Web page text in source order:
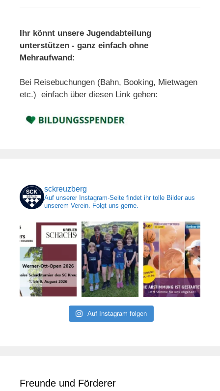
Ihr könnt unsere Jugendabteilung
unterstützen - ganz einfach ohne
Mehraufwand:
Bei Reisebuchungen (Bahn, Booking, Mietwagen
etc.) einfach über diesen Link gehen:
sckreuzberg
Auf unserer Instagram-Seite findet ihr tolle Bilder aus
unserem Verein. Folgt uns gerne.
Auf Instagram folgen
Freunde und Förderer